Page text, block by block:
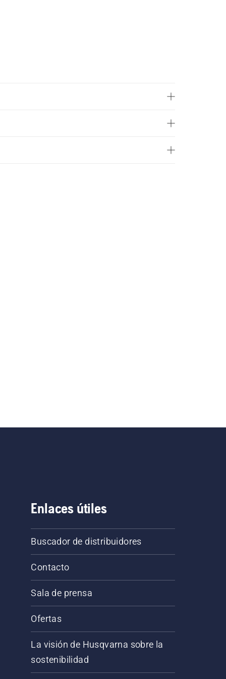
Enlaces útiles
Buscador de distribuidores
Contacto
Sala de prensa
Ofertas
La visión de Husqvarna sobre la
sostenibilidad